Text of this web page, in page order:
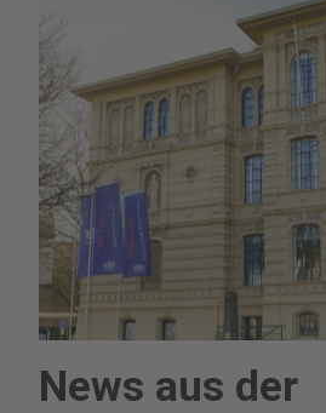
News aus der